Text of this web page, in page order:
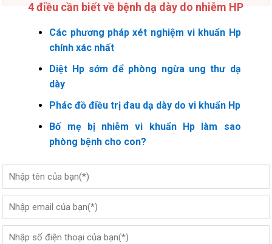
4 điều cần biết về bệnh dạ dày do nhiễm HP
Các phương pháp xét nghiệm vi khuẩn Hp
chính xác nhất
Diệt Hp sớm để phòng ngừa ung thư dạ
dày
Phác đồ điều trị đau dạ dày do vi khuẩn Hp
Bố mẹ bị nhiễm vi khuẩn Hp làm sao
phòng bệnh cho con?